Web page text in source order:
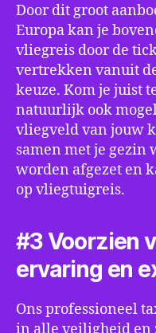
Door dit groot
Europa kan je
vliegreis door de
vertrekken vanuit
keuze. Kom je juist
natuurlijk ook
vliegveld van jouw
samen met je gezin
worden afgezet en
op vliegtuigreis.
#3 Voorzien
ervaring en
Ons professioneel
in alle veiligheid en